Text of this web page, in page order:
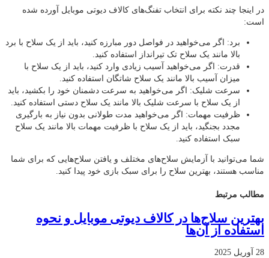
در اینجا چند نکته برای انتخاب تفنگ‌های کالاف دیوتی موبایل آورده شده
است:
برد: اگر می‌خواهید در فواصل دور مبارزه کنید، باید از یک سلاح با برد
بالا مانند یک سلاح تک تیرانداز استفاده کنید.
قدرت: اگر می‌خواهید آسیب زیادی وارد کنید، باید از یک سلاح با
میزان آسیب بالا مانند یک سلاح شاتگان استفاده کنید.
سرعت شلیک: اگر می‌خواهید به سرعت دشمنان خود را بکشید، باید
از یک سلاح با سرعت شلیک بالا مانند یک سلاح دستی استفاده کنید.
ظرفیت مهمات: اگر می‌خواهید مدت طولانی بدون نیاز به بارگیری
مجدد بجنگید، باید از یک سلاح با ظرفیت مهمات بالا مانند یک سلاح
سبک استفاده کنید.
شما می‌توانید با آزمایش سلاح‌های مختلف و یافتن سلاح‌هایی که برای شما
مناسب هستند، بهترین سلاح را برای سبک بازی خود پیدا کنید.
مطالب مرتبط
بهترین سلاح‌ها در کالاف دیوتی موبایل و نحوه
استفاده از آن‌ها
28 آوریل 2025